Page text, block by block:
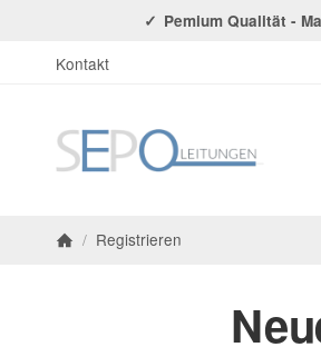
Pemium Qualität -
Kontakt
Startseite
/ Registrieren